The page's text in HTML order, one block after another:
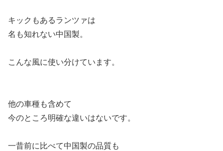
キックもあるランツァは
名も知れない中国製。
こんな風に使い分けています。
他の車種も含めて
今のところ明確な違いはないです。
一昔前に比べて中国製の品質も